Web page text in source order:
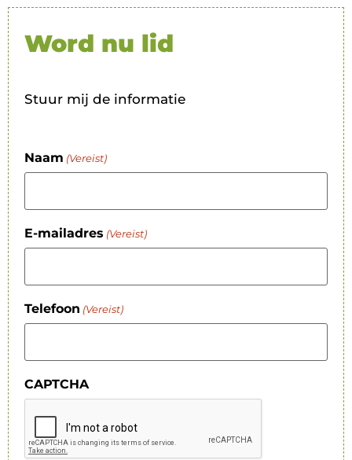
Word nu lid
Stuur mij de informatie
Naam (Vereist)
E-mailadres (Vereist)
Telefoon (Vereist)
CAPTCHA